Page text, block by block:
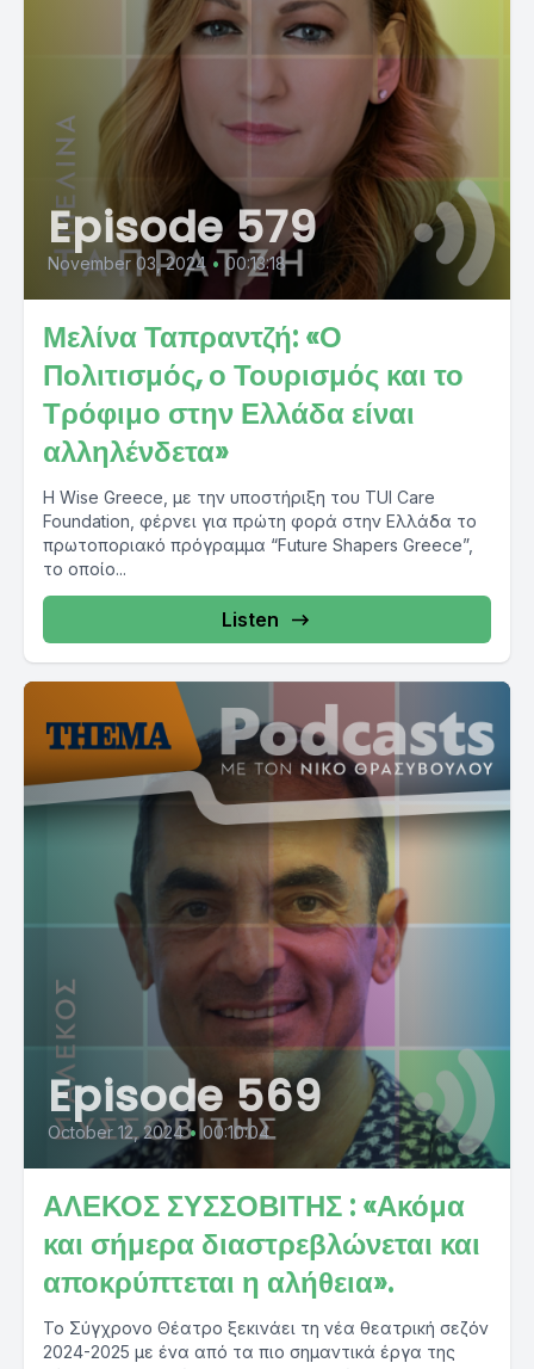
Episode 579
November 03, 2024 • 00:13:18
Μελίνα Ταπραντζή: «Ο
Πολιτισμός, ο Τουρισμός και το
Τρόφιμο στην Ελλάδα είναι
αλληλένδετα»
Η Wise Greece, με την υποστήριξη του TUI Care
Foundation, φέρνει για πρώτη φορά στην Ελλάδα το
πρωτοποριακό πρόγραμμα “Future Shapers Greece”,
το οποίο...
Listen
Episode 569
October 12, 2024 • 00:10:04
ΑΛΕΚΟΣ ΣΥΣΣΟΒΙΤΗΣ : «Ακόμα
και σήμερα διαστρεβλώνεται και
αποκρύπτεται η αλήθεια».
Το Σύγχρονο Θέατρο ξεκινάει τη νέα θεατρική σεζόν
2024-2025 με ένα από τα πιο σημαντικά έργα της